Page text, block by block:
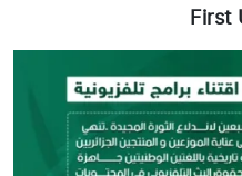
First